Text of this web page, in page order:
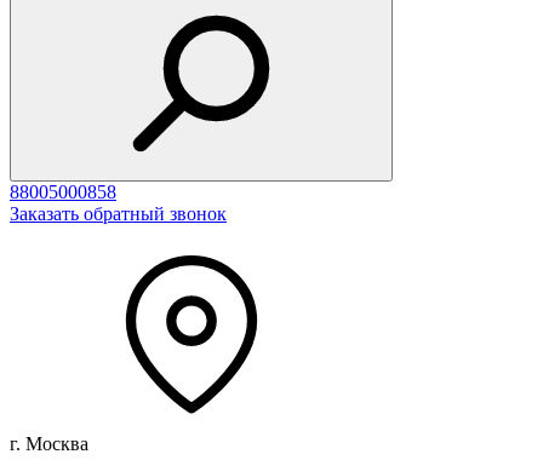
88005000858
Заказать обратный звонок
г. Москва